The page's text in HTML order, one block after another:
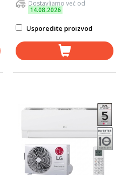
Dostavljamo već od
14.08.2026
Usporedite proizvod